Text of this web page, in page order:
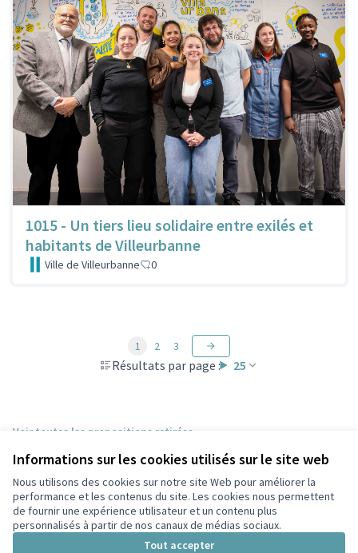
Informations sur les cookies utilisés sur le site web
Nous utilisons des cookies sur notre site Web pour améliorer la
performance et les contenus du site. Les cookies nous permettent
de fournir une expérience utilisateur et un contenu plus
personnalisés à partir de nos canaux de médias sociaux.
Tout accepter
1015 - Un tiers lieu solidaire entre exilés et
habitants de Villeurbanne
Ville de Villeurbanne 0
Résultats par page : 25
1 2 3
Voir toutes les propositions retirées
Conditions d'utilisation
Paramètres des cookies
Participez Villeurbanne sur X
(Lien externe)
Participez Villeurbanne sur Facebook
Participez Villeurbanne sur Instagram
Participez Villeurbanne sur YouTube
(Lien externe)